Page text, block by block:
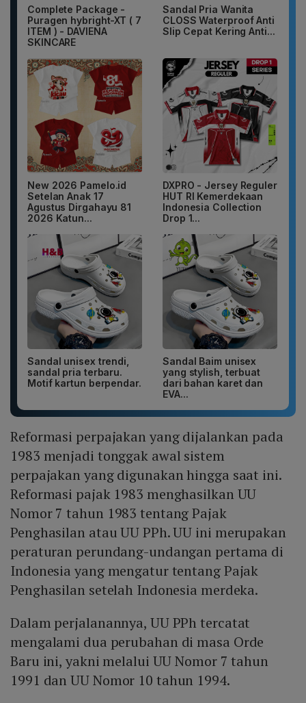
Complete Package -
Puragen hybright-XT ( 7
ITEM ) - DAVIENA
SKINCARE
Sandal Pria Wanita
CLOSS Waterproof Anti
Slip Cepat Kering Anti...
New 2026 Pamelo.id
Setelan Anak 17
Agustus Dirgahayu 81
2026 Katun...
DXPRO - Jersey Reguler
HUT RI Kemerdekaan
Indonesia Collection
Drop 1...
Sandal unisex trendi,
sandal pria terbaru.
Motif kartun berpendar.
Sandal Baim unisex
yang stylish, terbuat
dari bahan karet dan
EVA...
Reformasi perpajakan yang dijalankan pada
1983 menjadi tonggak awal sistem
perpajakan yang digunakan hingga saat ini.
Reformasi pajak 1983 menghasilkan UU
Nomor 7 tahun 1983 tentang Pajak
Penghasilan atau UU PPh. UU ini merupakan
peraturan perundang-undangan pertama di
Indonesia yang mengatur tentang Pajak
Penghasilan setelah Indonesia merdeka.
Dalam perjalanannya, UU PPh tercatat
mengalami dua perubahan di masa Orde
Baru ini, yakni melalui UU Nomor 7 tahun
1991 dan UU Nomor 10 tahun 1994.